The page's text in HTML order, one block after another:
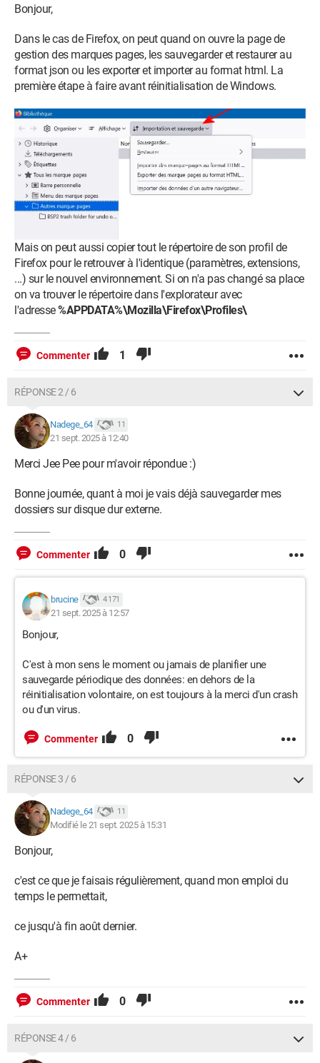
Bonjour,
Dans le cas de Firefox, on peut quand on ouvre la page de
gestion des marques pages, les sauvegarder et restaurer au
format json ou les exporter et importer au format html. La
première étape à faire avant réinitialisation de Windows.
Mais on peut aussi copier tout le répertoire de son profil de
Firefox pour le retrouver à l'identique (paramètres, extensions,
...) sur le nouvel environnement. Si on n'a pas changé sa place
on va trouver le répertoire dans l'explorateur avec
l'adresse%APPDATA%\Mozilla\Firefox\Profiles\
Commenter 1
RÉPONSE 2 / 6
Nadege_64 11
21 sept. 2025 à 12:40
Merci Jee Pee pour m'avoir répondue :)
Bonne journée, quant à moi je vais déjà sauvegarder mes
dossiers sur disque dur externe.
Commenter 0
brucine 4 171
21 sept. 2025 à 12:57
Bonjour,
C'est à mon sens le moment ou jamais de planifier une
sauvegarde périodique des données: en dehors de la
réinitialisation volontaire, on est toujours à la merci d'un crash
ou d'un virus.
Commenter 0
RÉPONSE 3 / 6
Nadege_64 11
Modifié le 21 sept. 2025 à 15:31
Bonjour,
c'est ce que je faisais régulièrement, quand mon emploi du
temps le permettait,
ce jusqu'à fin août dernier.
A+
Commenter 0
RÉPONSE 4 / 6